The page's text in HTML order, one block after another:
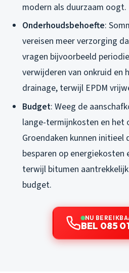
modern als duurzaam oogt.
Onderhoudsbehoefte:
vereisen meer verzorging
vragen bijvoorbeeld
verwijderen van onkruid en
drainage, terwijl EPDM
Budget: Weeg de
lange-termijnkosten en het
Groendaken kunnen initieel
besparen op energiekosten
terwijl bitumen
budget.
NU
BEL 085